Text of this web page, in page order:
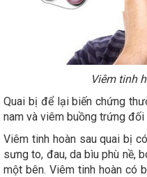
Viêm tinh
Quai bị để lại biến chứng
nam và viêm buồng trứng đối
Viêm tinh hoàn sau quai bị
sưng to, đau, da bìu phù nề,
một bên. Viêm tinh hoàn có